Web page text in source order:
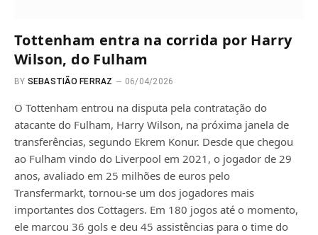
Tottenham entra na corrida por Harry
Wilson, do Fulham
BY SEBASTIÃO FERRAZ 06/04/2026
O Tottenham entrou na disputa pela contratação do
atacante do Fulham, Harry Wilson, na próxima janela de
transferências, segundo Ekrem Konur. Desde que chegou
ao Fulham vindo do Liverpool em 2021, o jogador de 29
anos, avaliado em 25 milhões de euros pelo
Transfermarkt, tornou-se um dos jogadores mais
importantes dos Cottagers. Em 180 jogos até o momento,
ele marcou 36 gols e deu 45 assistências para o time do